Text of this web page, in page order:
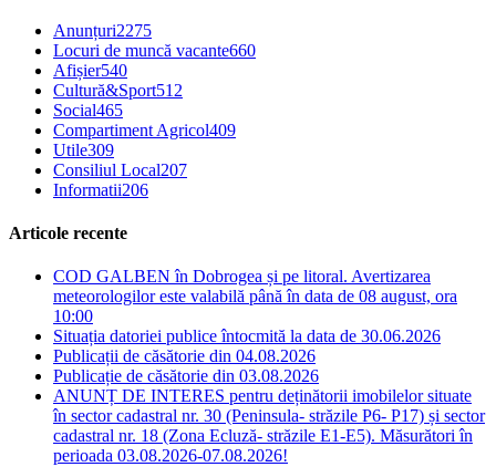
Anunțuri2275
Locuri de muncă vacante660
Afișier540
Cultură&Sport512
Social465
Compartiment Agricol409
Utile309
Consiliul Local207
Informatii206
Articole recente
COD GALBEN în Dobrogea și pe litoral. Avertizarea
meteorologilor este valabilă până în data de 08 august, ora
10:00
Situația datoriei publice întocmită la data de 30.06.2026
Publicații de căsătorie din 04.08.2026
Publicație de căsătorie din 03.08.2026
ANUNȚ DE INTERES pentru deținătorii imobilelor situate
în sector cadastral nr. 30 (Peninsula- străzile P6- P17) și sector
cadastral nr. 18 (Zona Ecluză- străzile E1-E5). Măsurători în
perioada 03.08.2026-07.08.2026!